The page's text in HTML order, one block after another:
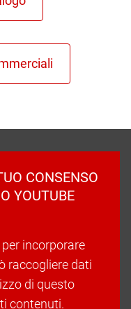
CONSENSO
YOUTUBE
incorporare
raccogliere dati
di questo
contenuti.